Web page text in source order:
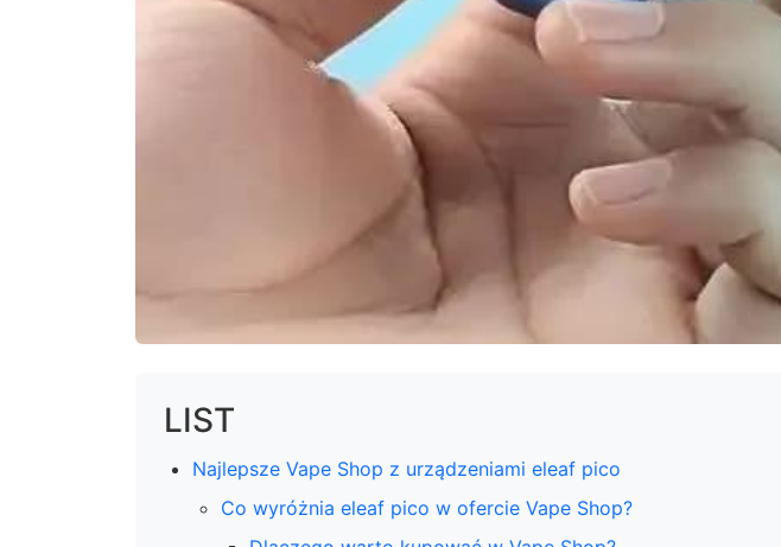
LIST
Najlepsze Vape Shop z urządzeniami eleaf pico
Co wyróżnia eleaf pico w ofercie Vape Shop?